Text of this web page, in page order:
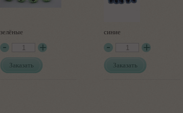
зелёные
Заказать
синие
Заказать